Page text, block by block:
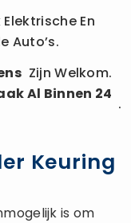
En
Auto’s.
Zijn Welkom.
Al Binnen 24
.
Keuring
is om